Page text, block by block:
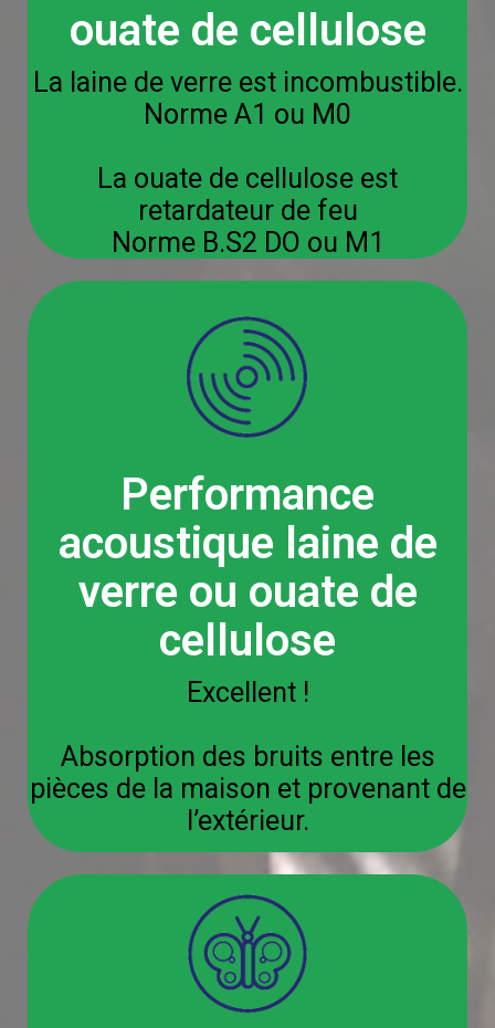
ouate de cellulose
La laine de verre est incombustible.
Norme A1 ou M0
La ouate de cellulose est
retardateur de feu
Norme B.S2 DO ou M1
Performance
acoustique laine de
verre ou ouate de
cellulose
Excellent !
Absorption des bruits entre les
pièces de la maison et provenant de
l’extérieur.